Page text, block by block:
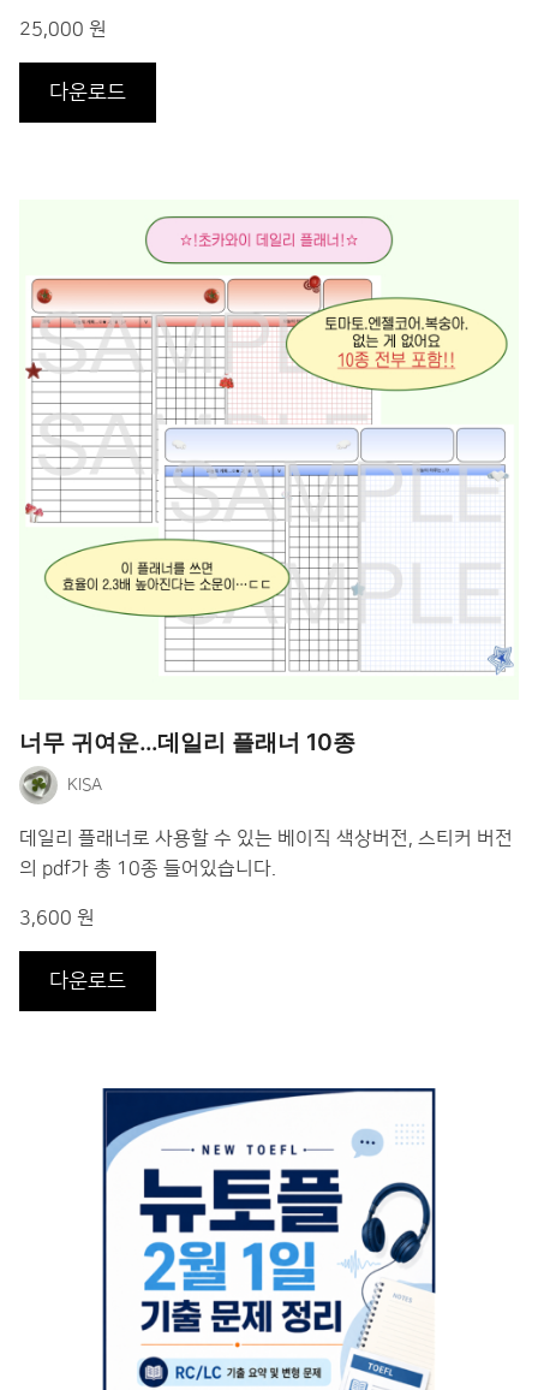
25,000 원
다운로드
너무 귀여운…데일리 플래너 10종
KISA
데일리 플래너로 사용할 수 있는 베이직 색상버전, 스티커 버전
의 pdf가 총 10종 들어있습니다.
3,600 원
다운로드